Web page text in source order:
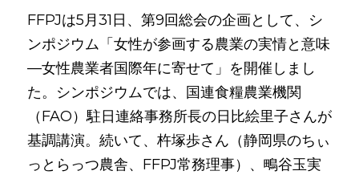
FFPJは5月31日、第9回総会の企画として、シ
ンポジウム「女性が参画する農業の実情と意味
—女性農業者国際年に寄せて」を開催しまし
た。シンポジウムでは、国連食糧農業機関
（FAO）駐日連絡事務所長の日比絵里子さんが
基調講演。続いて、杵塚歩さん（静岡県のちぃ
っとらっつ農舎、FFPJ常務理事）、鴫谷玉実